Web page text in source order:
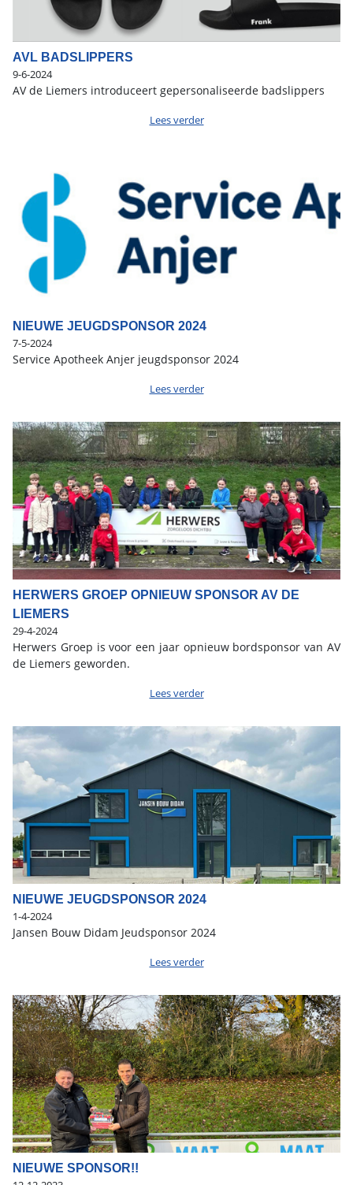
AVL BADSLIPPERS
9-6-2024
AV de Liemers introduceert gepersonaliseerde badslippers
Lees verder
NIEUWE JEUGDSPONSOR 2024
7-5-2024
Service Apotheek Anjer jeugdsponsor 2024
Lees verder
HERWERS GROEP OPNIEUW SPONSOR AV DE
LIEMERS
29-4-2024
Herwers Groep is voor een jaar opnieuw bordsponsor van AV
de Liemers geworden.
Lees verder
NIEUWE JEUGDSPONSOR 2024
1-4-2024
Jansen Bouw Didam Jeudsponsor 2024
Lees verder
NIEUWE SPONSOR!!